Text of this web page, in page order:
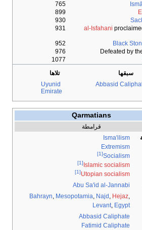
765
899
930
al-Isfahani
931
Black
952
976
1077
سبقها
تلاها
Abbasid
Uyunid
Emirate
Qarmatians
قرامطة
Isma'ilism
Extremism
Socialism
[1]
Islamic socialism
[1]
Utopian socialism
Abu Sa'id al-Jannabi
Bahrayn ,Mesopotamia ,Najd ,Hejaz
Levant ,Egypt
Abbasid Caliphate
Fatimid Caliphate